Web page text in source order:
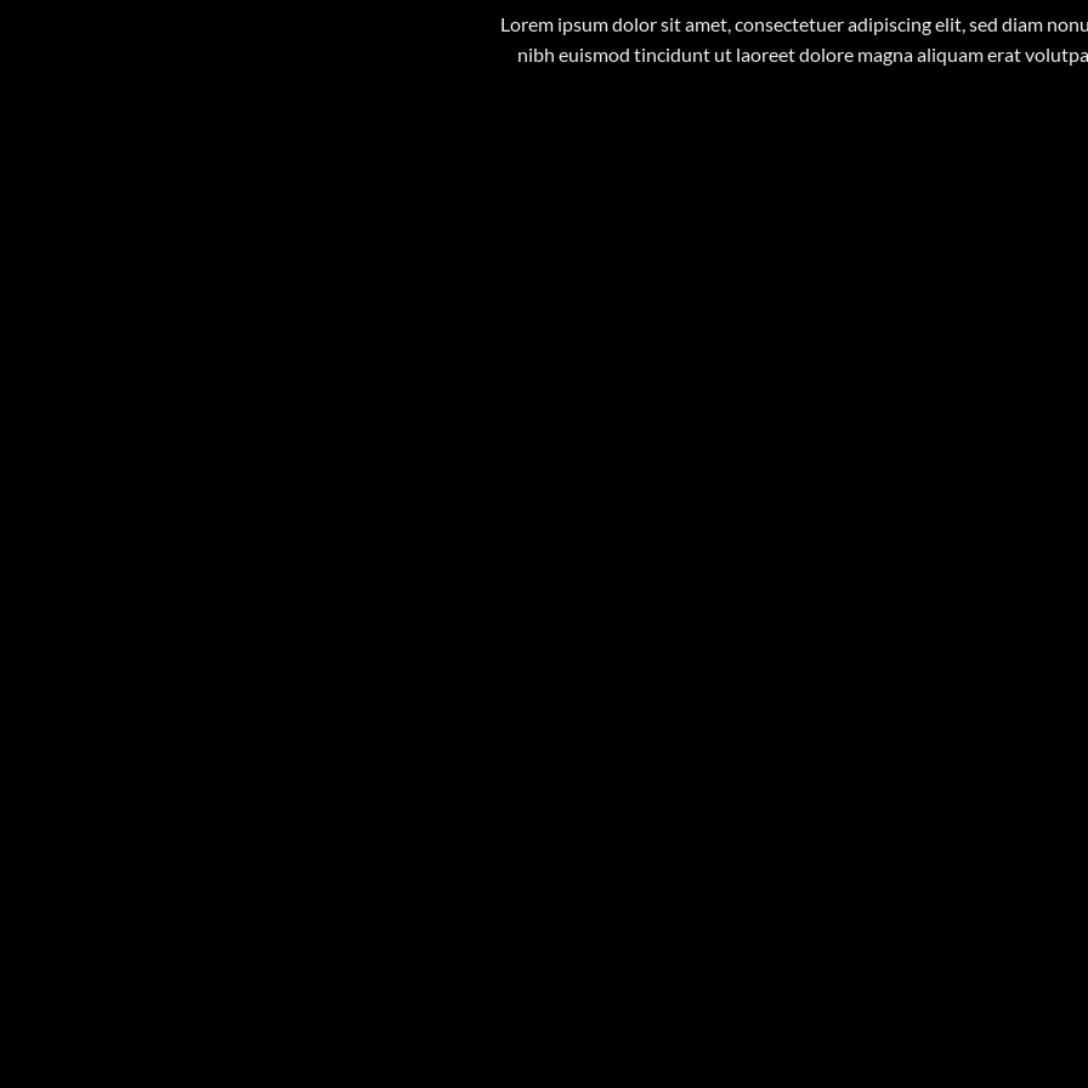
Lorem ipsum dolor sit amet, consectetuer adipiscing elit, sed diam
nibh euismod tincidunt ut laoreet dolore magna aliquam erat